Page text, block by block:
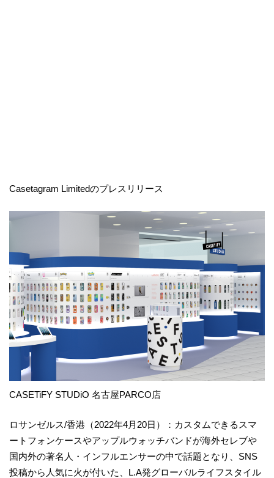
Casetagram Limitedのプレスリリース
CASETiFY STUDiO 名古屋PARCO店
ロサンゼルス/香港（2022年4月20日）：カスタムできるスマ
ートフォンケースやアップルウォッチバンドが海外セレブや
国内外の著名人・インフルエンサーの中で話題となり、SNS
投稿から人気に火が付いた、L.A発グローバルライフスタイル